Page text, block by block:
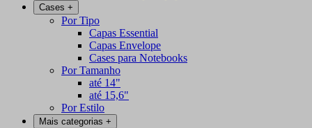
Cases +
Por Tipo
Capas Essential
Capas Envelope
Cases para Notebooks
Por Tamanho
até 14"
até 15,6"
Por Estilo
Mais categorias +